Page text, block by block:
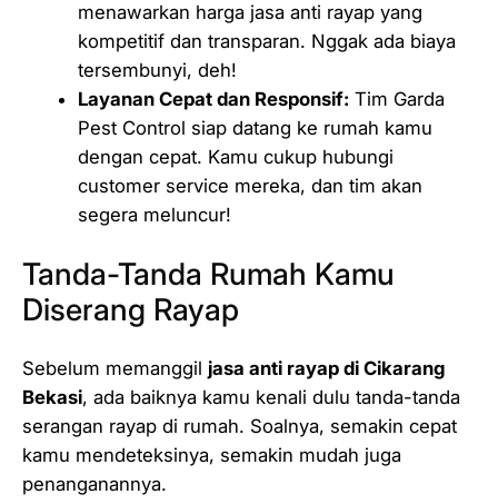
menawarkan harga jasa anti rayap yang
kompetitif dan transparan. Nggak ada biaya
tersembunyi, deh!
Layanan Cepat dan Responsif: Tim Garda
Pest Control siap datang ke rumah kamu
dengan cepat. Kamu cukup hubungi
customer service mereka, dan tim akan
segera meluncur!
Tanda-Tanda Rumah Kamu
Diserang Rayap
Sebelum memanggil jasa anti rayap di Cikarang
Bekasi, ada baiknya kamu kenali dulu tanda-tanda
serangan rayap di rumah. Soalnya, semakin cepat
kamu mendeteksinya, semakin mudah juga
penanganannya.